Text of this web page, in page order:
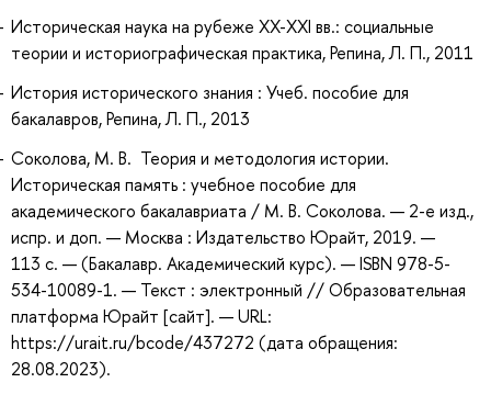
Историческая наука на рубеже XX-XXI вв.: социальные
теории и историографическая практика, Репина, Л. П., 2011
История исторического знания : Учеб. пособие для
бакалавров, Репина, Л. П., 2013
Соколова, М. В. Теория и методология истории.
Историческая память : учебное пособие для
академического бакалавриата / М. В. Соколова. — 2-е изд.,
испр. и доп. — Москва : Издательство Юрайт, 2019. —
113 с. — (Бакалавр. Академический курс). — ISBN 978-5-
534-10089-1. — Текст : электронный // Образовательная
платформа Юрайт [сайт]. — URL:
https://urait.ru/bcode/437272 (дата обращения:
28.08.2023).